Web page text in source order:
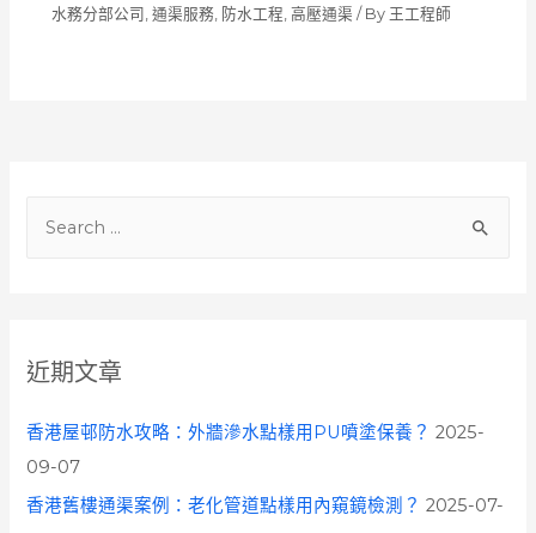
h
f
o
近期文章
香港屋邨防水攻略：外牆滲水點樣用PU噴塗保養？ 2025-
09-07
香港舊樓通渠案例：老化管道點樣用內窺鏡檢測？ 2025-07-
水務分部公司 通渠服務 防水工程 高壓通渠 / By 王工程師